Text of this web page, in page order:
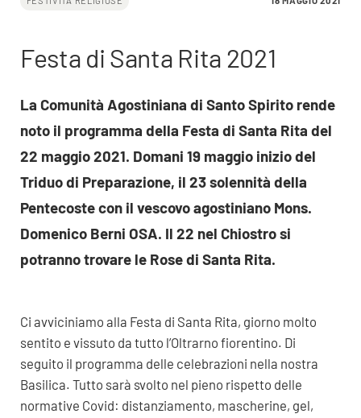
Festa di Santa Rita 2021
La Comunità Agostiniana di Santo Spirito rende
noto il programma della Festa di Santa Rita del
22 maggio 2021. Domani 19 maggio inizio del
Triduo di Preparazione, il 23 solennità della
Pentecoste con il vescovo agostiniano Mons.
Domenico Berni OSA. Il 22 nel Chiostro si
potranno trovare le Rose di Santa Rita.
Ci avviciniamo alla Festa di Santa Rita, giorno molto
sentito e vissuto da tutto l’Oltrarno fiorentino. Di
seguito il programma delle celebrazioni nella nostra
Basilica. Tutto sarà svolto nel pieno rispetto delle
normative Covid: distanziamento, mascherine, gel,